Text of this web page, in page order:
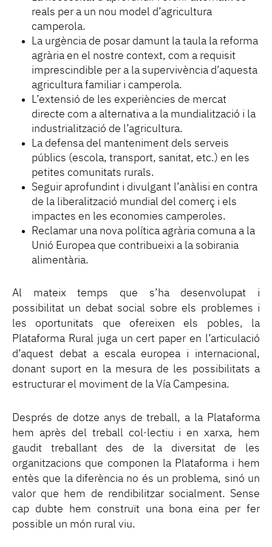
reals per a un nou model d’agricultura
camperola.
La urgència de posar damunt la taula la reforma
agrària en el nostre context, com a requisit
imprescindible per a la supervivència d’aquesta
agricultura familiar i camperola.
L’extensió de les experiències de mercat
directe com a alternativa a la mundialització i la
industrialització de l’agricultura.
La defensa del manteniment dels serveis
públics (escola, transport, sanitat, etc.) en les
petites comunitats rurals.
Seguir aprofundint i divulgant l’anàlisi en contra
de la liberalització mundial del comerç i els
impactes en les economies camperoles.
Reclamar una nova política agrària comuna a la
Unió Europea que contribueixi a la sobirania
alimentària.
Al mateix temps que s’ha desenvolupat i
possibilitat un debat social sobre els problemes i
les oportunitats que ofereixen els pobles, la
Plataforma Rural juga un cert paper en l’articulació
d’aquest debat a escala europea i internacional,
donant suport en la mesura de les possibilitats a
estructurar el moviment de la Vía Campesina.
Després de dotze anys de treball, a la Plataforma
hem après del treball col·lectiu i en xarxa, hem
gaudit treballant des de la diversitat de les
organitzacions que componen la Plataforma i hem
entès que la diferència no és un problema, sinó un
valor que hem de rendibilitzar socialment. Sense
cap dubte hem construït una bona eina per fer
possible un món rural viu.